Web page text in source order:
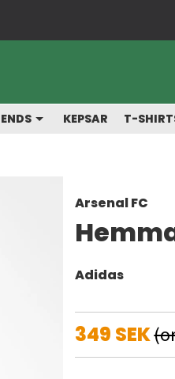
från vårt lager
KEPSAR T-
Arsenal FC
Adidas
349 SEK